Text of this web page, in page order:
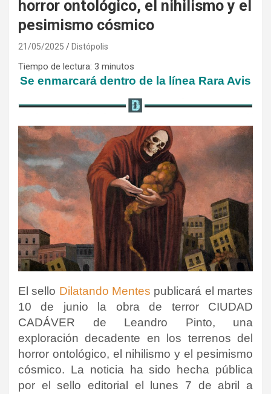
horror ontológico, el nihilismo y el
pesimismo cósmico
21/05/2025 Distópolis
Tiempo de lectura: 3 minutos
Se enmarcará dentro de la línea Rara Avis
El sello Dilatando Mentes publicará el martes
10 de junio la obra de terror CIUDAD
CADÁVER de Leandro Pinto, una
exploración decadente en los terrenos del
horror ontológico, el nihilismo y el pesimismo
cósmico. La noticia ha sido hecha pública
por el sello editorial el lunes 7 de abril a